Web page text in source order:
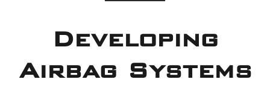
Developing
Airbag Systems